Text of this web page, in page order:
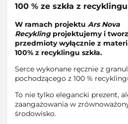
100 % ze szkła z
W ramach projektu Ars Nova
Recykling projektujemy i
przedmioty wyłącznie z
100% z recyklingu szkła.
Serce wykonane ręcznie z
pochodzącego z 100 %
To nie tylko elegancki prezent,
zaangażowania w
środowisko.